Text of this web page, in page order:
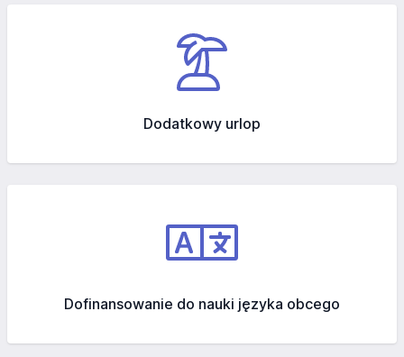
Dodatkowy urlop
Dofinansowanie do nauki języka obcego